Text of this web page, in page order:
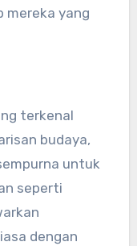
mereka yang
terkenal
budaya,
untuk
seperti
dengan